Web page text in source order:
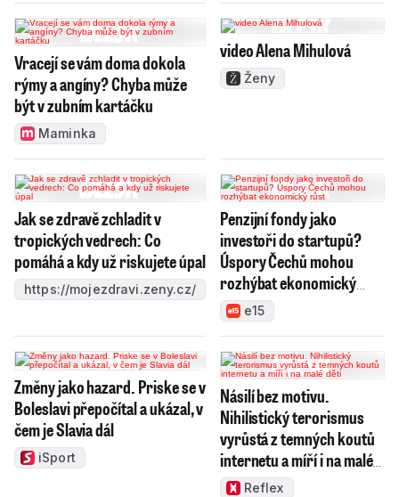
Vracejí se vám doma dokola
rýmy a angíny? Chyba může
být v zubním kartáčku
Maminka
video Alena Mihulová
Ženy
Jak se zdravě zchladit v
tropických vedrech: Co
pomáhá a kdy už riskujete úpal
https://mojezdravi.zeny.cz/
Penzijní fondy jako
investoři do startupů?
Úspory Čechů mohou
rozhýbat ekonomický
růste15
Změny jako hazard. Priske se v
Boleslavi přepočítal a ukázal, v
čem je Slavia dál
iSport
Násilí bez motivu.
Nihilistický terorismus
vyrůstá z temných koutů
internetu a míří i na malé
dětiReflex